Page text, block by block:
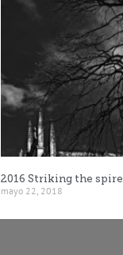
2016 Striking the spire
mayo 22, 2018